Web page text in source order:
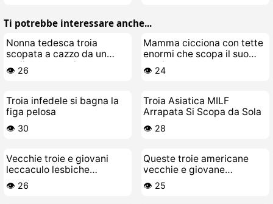
Ti potrebbe interessare anche...
Nonna tedesca troia
scopata a cazzo da un
stallone muscoloso
👁️ 26
Mamma cicciona con tette
enormi che scopa il suo
toy-boy
👁️ 24
Troia infedele si bagna la
figa pelosa
👁️ 30
Troia Asiatica MILF
Arrapata Si Scopa da Sola
👁️ 28
Vecchie troie e giovani
leccaculo lesbiche
scopano senza freni e poi
pure di più
👁️ 26
Queste troie americane
vecchie e giovane
lesbicone che si scopano in
letto
👁️ 25